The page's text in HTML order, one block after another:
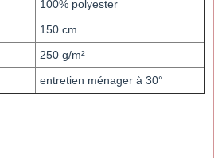
100% polyester
150 cm
250 g/m²
entretien ménager à 30°